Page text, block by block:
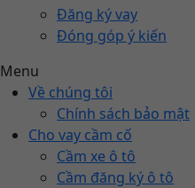
Đăng ký vay
Đóng góp ý kiến
Menu
Về chúng tôi
Chính sách bảo mật
Cho vay cầm cố
Cầm xe ô tô
Cầm đăng ký ô tô